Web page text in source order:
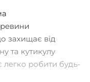
захищає від
та кутикулу
легко робити будь-